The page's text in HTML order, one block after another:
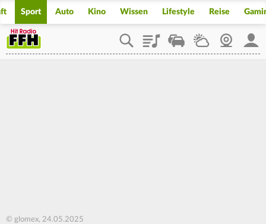
Sport Auto Kino Wissen Lifestyle Reise
PlaylistStaupilotWetterWebcam
© glomex, 24.05.2025